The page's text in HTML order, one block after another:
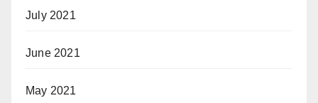
July 2021
June 2021
May 2021